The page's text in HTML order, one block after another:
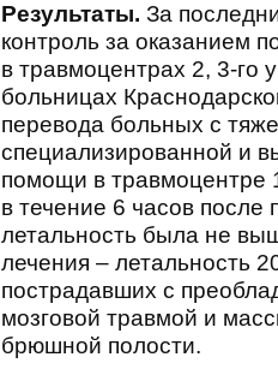
Результаты.За
контроль за оказанием
в травмоцентрах 2, 3-го
больницах
перевода больных с
специализированной и
помощи в травмоцентре
в течение 6 часов
летальность была не
лечения – летальность
пострадавших с
мозговой травмой и
брюшной полости.